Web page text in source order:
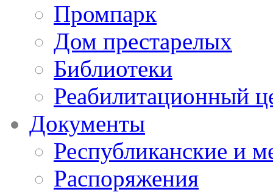
Промпарк
Дом престарелых
Библиотеки
Реабилитационный
Документы
Республиканские и
Распоряжения